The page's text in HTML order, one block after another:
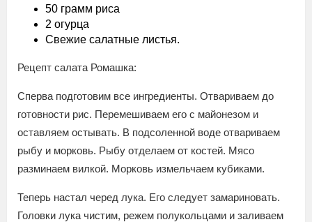
50 грамм риса
2 огурца
Свежие салатные листья.
Рецепт салата Ромашка:
Сперва подготовим все ингредиенты. Отвариваем до
готовности рис. Перемешиваем его с майонезом и
оставляем остывать. В подсоленной воде отвариваем
рыбу и морковь. Рыбу отделаем от костей. Мясо
разминаем вилкой. Морковь измельчаем кубиками.
Теперь настал черед лука. Его следует замариновать.
Головки лука чистим, режем полукольцами и заливаем